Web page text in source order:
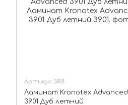
Артикул: 3901.
Ламинат Kronotex Advanced
3901 Дуб летний